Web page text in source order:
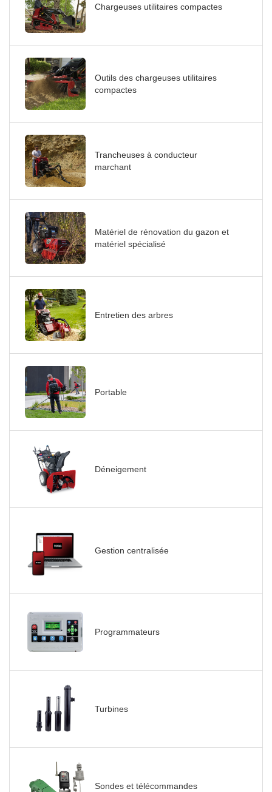
Chargeuses utilitaires compactes
Outils des chargeuses utilitaires
compactes
Trancheuses à conducteur
marchant
Matériel de rénovation du gazon et
matériel spécialisé
Entretien des arbres
Portable
Déneigement
Gestion centralisée
Programmateurs
Turbines
Sondes et télécommandes